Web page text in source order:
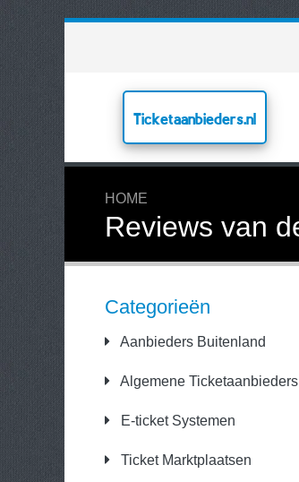
Ticketaanbieders.nl
HOME
Reviews van
Categorieën
Aanbieders Buitenland
Algemene Ticketaanbieders
E-ticket Systemen
Ticket Marktplaatsen